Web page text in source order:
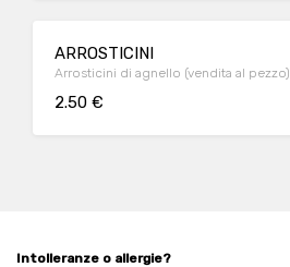
ARROSTICINI
Arrosticini di agnello (vendita al pezzo)
2.50 €
Intolleranze o allergie?